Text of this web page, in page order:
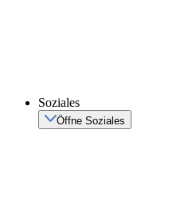
Soziales
Öffne Soziales